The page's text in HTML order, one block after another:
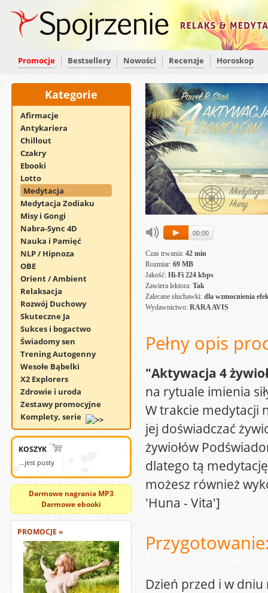
Promocje Bestsellery Nowości Recenzje Horoskop
Kategorie
Afirmacje
Antykariera
Chillout
Czakry
Ebooki
Lotto
Medytacja
Medytacja Zodiaku
Misy i Gongi
Nabra-Sync 4D
Nauka i Pamięć
NLP / Hipnoza
OBE
Orient / Ambient
Relaksacja
Rozwój Duchowy
Skuteczne Ja
Sukces i bogactwo
Świadomy sen
Trening Autogenny
Wesołe Bąbelki
X2 Explorers
Zdrowie i uroda
Zestawy promocyjne
Komplety, serie
KOSZYK
...jest pusty
Darmowe nagrania MP3
Darmowe ebooki
PROMOCJE »
00:00
Czas trwania: 42 min
Rozmiar: 69 MB
Jakość: Hi-Fi 224 kbps
Zawiera lektora: Tak
Zalecane słuchawki: dla wzmocnienia
Wydawnictwo: RARA AVIS
Pełny opis
"Aktywacja 4
na rytuale imienia
W trakcie medytacji
jej doświadczać
żywiołów
dlatego tą
możesz również
'Huna - Vita']
Dzień przed i w